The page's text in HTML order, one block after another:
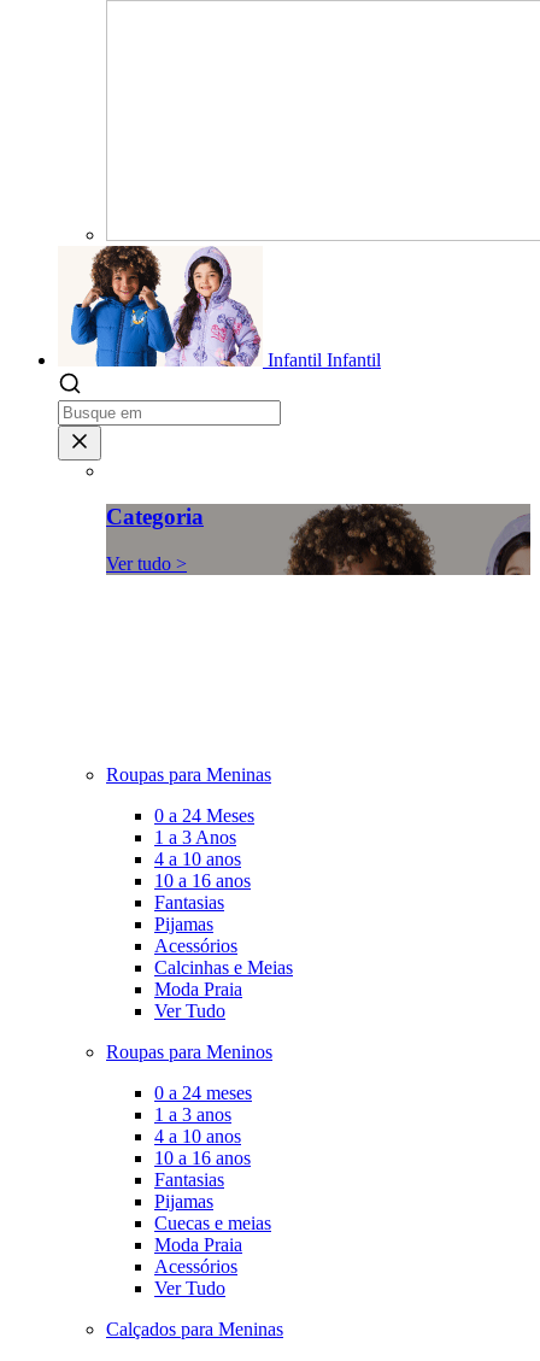
Infantil Infantil
Categoria
Ver tudo >
Roupas para Meninas
0 a 24 Meses
1 a 3 Anos
4 a 10 anos
10 a 16 anos
Fantasias
Pijamas
Acessórios
Calcinhas e Meias
Moda Praia
Ver Tudo
Roupas para Meninos
0 a 24 meses
1 a 3 anos
4 a 10 anos
10 a 16 anos
Fantasias
Pijamas
Cuecas e meias
Moda Praia
Acessórios
Ver Tudo
Calçados para Meninas